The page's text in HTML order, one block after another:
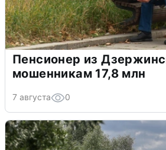
Пенсионер из
мошенникам 17,8 млн
7 августа 0